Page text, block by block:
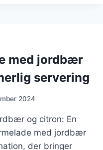
med jordbær
servering
2024
og citron: En
med jordbær
der bringer